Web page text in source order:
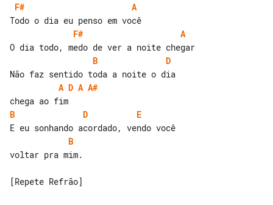
F#
A
F#
A
B
D
A D A A#
B
D
E
B
voltar pra mim.